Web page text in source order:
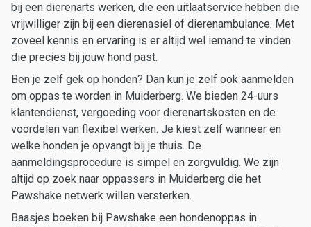
bij een dierenarts werken, die een uitlaatservice hebben die
vrijwilliger zijn bij een dierenasiel of dierenambulance. Met
zoveel kennis en ervaring is er altijd wel iemand te vinden
die precies bij jouw hond past.
Ben je zelf gek op honden? Dan kun je zelf ook aanmelden
om oppas te worden in Muiderberg. We bieden 24-uurs
klantendienst, vergoeding voor dierenartskosten en de
voordelen van flexibel werken. Je kiest zelf wanneer en
welke honden je opvangt bij je thuis. De
aanmeldingsprocedure is simpel en zorgvuldig. We zijn
altijd op zoek naar oppassers in Muiderberg die het
Pawshake netwerk willen versterken.
Baasjes boeken bij Pawshake een hondenoppas in